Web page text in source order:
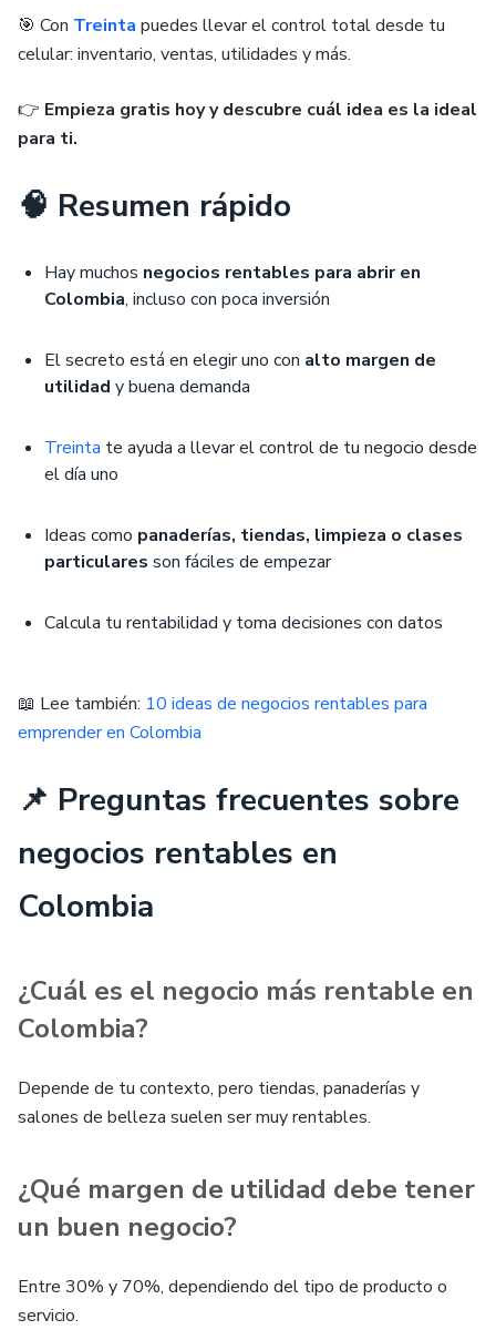
🎯 Con Treinta puedes llevar el control total desde tu
celular: inventario, ventas, utilidades y más.
👉 Empieza gratis hoy y descubre cuál idea es la ideal
para ti.
🧠 Resumen rápido
Hay muchos negocios rentables para abrir en
Colombia, incluso con poca inversión
El secreto está en elegir uno con alto margen de
utilidad y buena demanda
Treinta te ayuda a llevar el control de tu negocio desde
el día uno
Ideas como panaderías, tiendas, limpieza o clases
particulares son fáciles de empezar
Calcula tu rentabilidad y toma decisiones con datos
📖 Lee también: 10 ideas de negocios rentables para
emprender en Colombia
📌 Preguntas frecuentes sobre
negocios rentables en
Colombia
¿Cuál es el negocio más rentable en
Colombia?
Depende de tu contexto, pero tiendas, panaderías y
salones de belleza suelen ser muy rentables.
¿Qué margen de utilidad debe tener
un buen negocio?
Entre 30% y 70%, dependiendo del tipo de producto o
servicio.